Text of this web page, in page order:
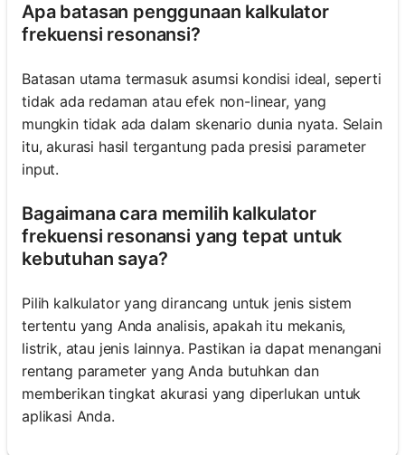
Apa batasan penggunaan kalkulator
frekuensi resonansi?
Batasan utama termasuk asumsi kondisi ideal, seperti
tidak ada redaman atau efek non-linear, yang
mungkin tidak ada dalam skenario dunia nyata. Selain
itu, akurasi hasil tergantung pada presisi parameter
input.
Bagaimana cara memilih kalkulator
frekuensi resonansi yang tepat untuk
kebutuhan saya?
Pilih kalkulator yang dirancang untuk jenis sistem
tertentu yang Anda analisis, apakah itu mekanis,
listrik, atau jenis lainnya. Pastikan ia dapat menangani
rentang parameter yang Anda butuhkan dan
memberikan tingkat akurasi yang diperlukan untuk
aplikasi Anda.